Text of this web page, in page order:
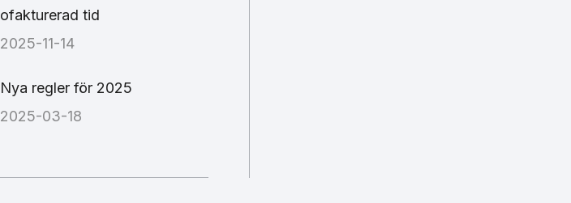
ofakturerad tid
2025-11-14
Nya regler för 2025
2025-03-18